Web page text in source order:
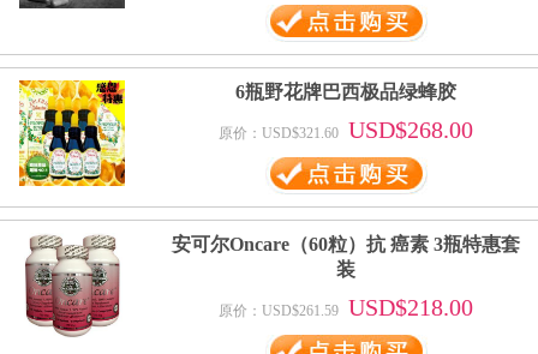
6瓶野花牌巴西极品绿蜂胶
原价：USD$321.60 USD$268.00
安可尔Oncare（60粒）抗 癌素 3瓶特惠套
装
原价：USD$261.59 USD$218.00